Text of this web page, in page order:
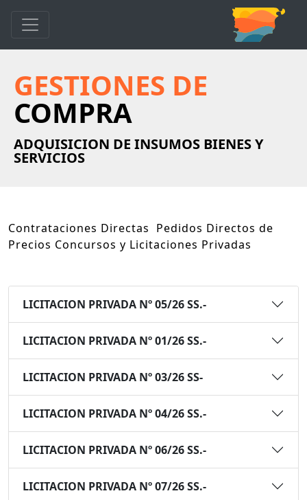
GESTIONES DE
COMPRA
ADQUISICION DE INSUMOS BIENES Y
SERVICIOS
Contrataciones Directas Pedidos Directos de
Precios Concursos y Licitaciones Privadas
LICITACION PRIVADA Nº 05/26 SS.-
LICITACION PRIVADA Nº 01/26 SS.-
LICITACION PRIVADA Nº 03/26 SS-
LICITACION PRIVADA Nº 04/26 SS.-
LICITACION PRIVADA Nº 06/26 SS.-
LICITACION PRIVADA Nº 07/26 SS.-